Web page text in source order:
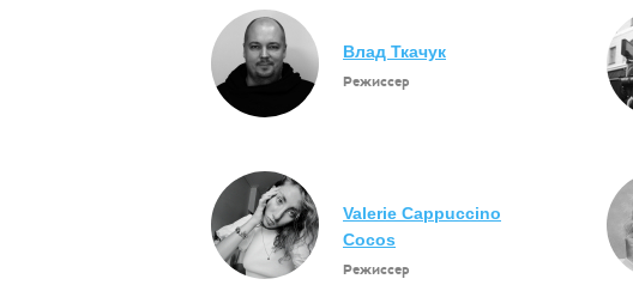
Влад Ткачук
Режиссер
Valerie Cappuccino
Cocos
Режиссер